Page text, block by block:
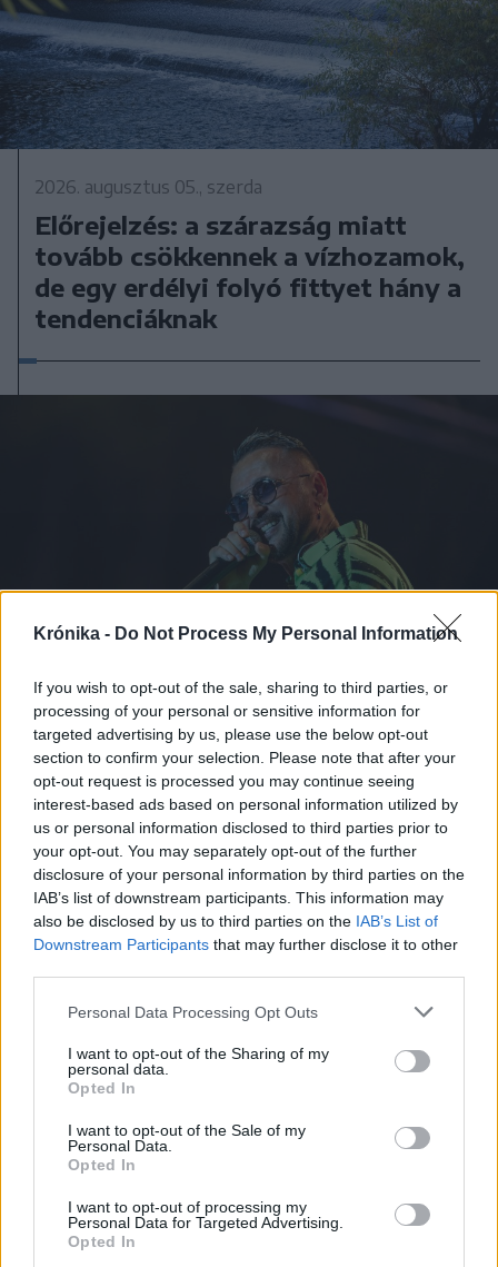
Krónika - Do Not Process My Personal Information
If you wish to opt-out of the sale, sharing to third parties, or
processing of your personal or sensitive information for
targeted advertising by us, please use the below opt-out
section to confirm your selection. Please note that after your
opt-out request is processed you may continue seeing
interest-based ads based on personal information utilized by
us or personal information disclosed to third parties prior to
your opt-out. You may separately opt-out of the further
disclosure of your personal information by third parties on the
IAB’s list of downstream participants. This information may
also be disclosed by us to third parties on the IAB’s List of
Downstream Participants that may further disclose it to other
Personal Data Processing Opt Outs
I want to opt-out of the Sharing of my
personal data.
Opted In
I want to opt-out of the Sale of my
Personal Data.
Opted In
I want to opt-out of processing my
Personal Data for Targeted Advertising.
Opted In
2026. augusztus 05., szerda
Előrejelzés: a szárazság miatt
tovább csökkennek a vízhozamok,
de egy erdélyi folyó fittyet hány a
tendenciáknak
2026. augusztus 05., szerda
Majka életveszélyes fenyegetés
miatt lemondta erdélyi koncertjét